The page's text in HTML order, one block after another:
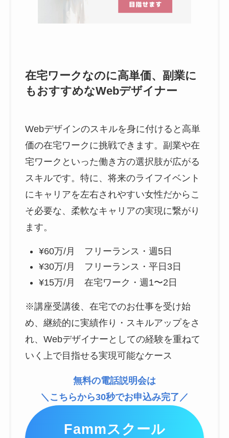
在宅ワークなのに高単価、副業に
もおすすめなWebデザイナー
Webデザインのスキルを身に付けると高単
価の在宅ワークに挑戦できます。副業や在
宅ワークといった働き方の選択肢が広がる
スキルです。特に、将来のライフイベント
にキャリアを左右されやすい女性だからこ
そ必要な、柔軟なキャリアの実現に繋がり
ます。
¥60万/月 フリーランス・週5日
¥30万/月 フリーランス・平日3日
¥15万/月 在宅ワーク・週1〜2日
※講座受講後、在宅でのお仕事を受け始
め、継続的に実績作り・スキルアップをさ
れ、Webデザイナーとしての経験を重ねて
いく上で目指せる実現可能なケース
無料の電話説明会は
＼こちらから30秒でお申込み完了／
Fammスクール